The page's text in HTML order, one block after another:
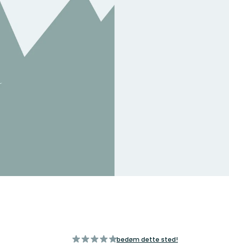
ud
bedøm dette sted!